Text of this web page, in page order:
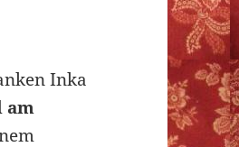
Inka
am